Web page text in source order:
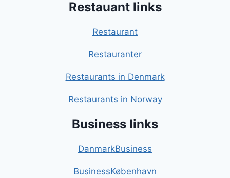
Restauant links
Restaurant
Restauranter
Restaurants in Denmark
Restaurants in Norway
Business links
DanmarkBusiness
BusinessKøbenhavn